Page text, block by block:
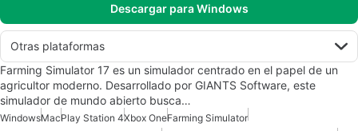
Descargar para Windows
Otras plataformas
Farming Simulator 17 es un simulador centrado en el papel de un
agricultor moderno. Desarrollado por GIANTS Software, este
simulador de mundo abierto busca…
WindowsMacPlay Station 4Xbox OneFarming Simulator